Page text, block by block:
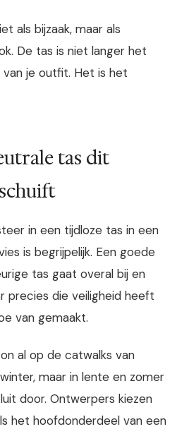
als bijzaak, maar als
De tas is niet langer het
je outfit. Het is het
tas dit
in een tijdloze tas in een
is begrijpelijk. Een goede
tas gaat overal bij en
precies die veiligheid heeft
van gemaakt.
al op de catwalks van
maar in lente en zomer
door. Ontwerpers kiezen
het hoofdonderdeel van een